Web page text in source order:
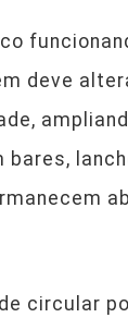
deve
bares,
circular